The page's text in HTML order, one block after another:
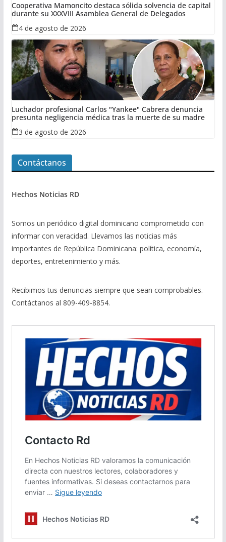
Cooperativa Mamoncito destaca sólida solvencia de capital
durante su XXXVIII Asamblea General de Delegados
4 de agosto de 2026
Luchador profesional Carlos "Yankee" Cabrera denuncia
presunta negligencia médica tras la muerte de su madre
3 de agosto de 2026
Contáctanos
Hechos Noticias RD
Somos un periódico digital dominicano comprometido con
informar con veracidad. Llevamos las noticias más
importantes de República Dominicana: política, economía,
deportes, entretenimiento y más.
Recibimos tus denuncias siempre que sean comprobables.
Contáctanos al 809-409-8854.